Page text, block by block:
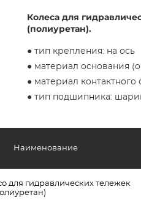
Колеса для
(полиуретан).
● тип крепления: на ось
● материал основания
● материал
● тип подшипника:
Наименование
для гидравлических тележек